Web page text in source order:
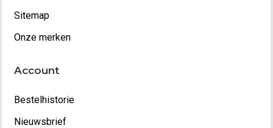
Sitemap
Onze merken
Account
Bestelhistorie
Nieuwsbrief